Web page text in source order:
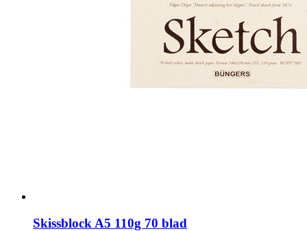
Skissblock A5 110g 70 blad